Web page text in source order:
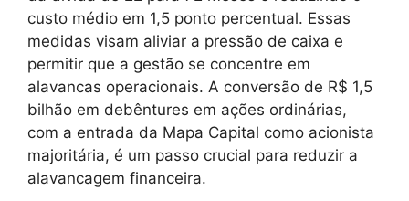
custo médio em 1,5 ponto percentual. Essas
medidas visam aliviar a pressão de caixa e
permitir que a gestão se concentre em
alavancas operacionais. A conversão de R$ 1,5
bilhão em debêntures em ações ordinárias,
com a entrada da Mapa Capital como acionista
majoritária, é um passo crucial para reduzir a
alavancagem financeira.